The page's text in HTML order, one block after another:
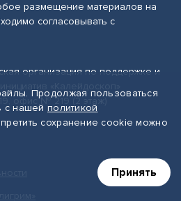
размещение материалов на
согласовывать с
организация по поддержке и
офис № 219 (2 этаж)
Продолжая пользоваться
с нашей политикой
сохранение cookie можно
Принять